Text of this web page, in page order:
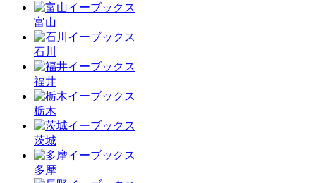
富山
石川
福井
栃木
茨城
多摩